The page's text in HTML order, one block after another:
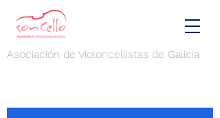
Asociación de Violoncellistas de Galicia